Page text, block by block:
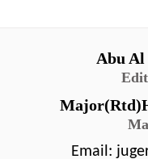
Abu
Email: